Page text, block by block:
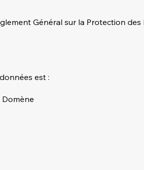
Général sur la Protection des
est :
Domène